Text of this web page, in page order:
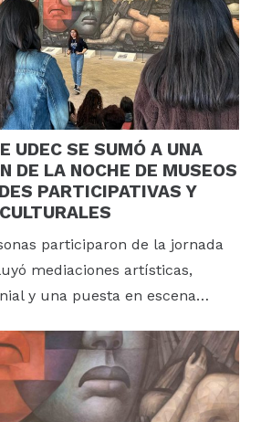
UDEC SE SUMÓ A UNA
DE LA NOCHE DE MUSEOS
PARTICIPATIVAS Y
participaron de la jornada
mediaciones artísticas,
y una puesta en escena…